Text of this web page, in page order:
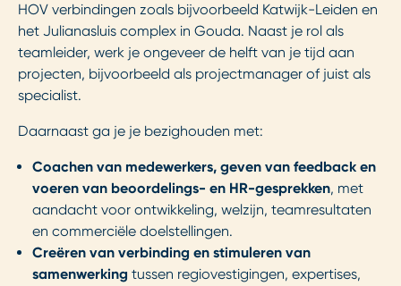
HOV verbindingen zoals bijvoorbeeld Katwijk-Leiden en
het Julianasluis complex in Gouda. Naast je rol als
teamleider, werk je ongeveer de helft van je tijd aan
projecten, bijvoorbeeld als projectmanager of juist als
specialist.
Daarnaast ga je je bezighouden met:
Coachen van medewerkers, geven van feedback en
voeren van beoordelings- en HR-gesprekken, met
aandacht voor ontwikkeling, welzijn, teamresultaten
en commerciële doelstellingen.
Creëren van verbinding en stimuleren van
samenwerking tussen regiovestigingen, expertises,